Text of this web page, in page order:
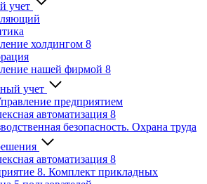
учет
холдингом 8
нашей фирмой 8
учет
предприятием
автоматизация 8
безопасность. Охрана труда
автоматизация 8
8. Комплект прикладных